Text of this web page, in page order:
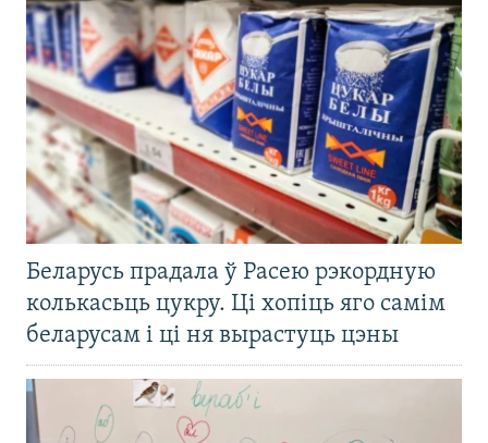
Беларусь прадала ў Расею рэкордную
колькасьць цукру. Ці хопіць яго самім
беларусам і ці ня вырастуць цэны